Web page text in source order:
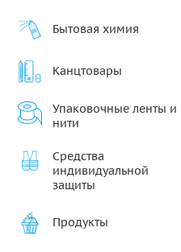
Бытовая химия
Канцтовары
Упаковочные ленты и
нити
Средства
индивидуальной
защиты
Продукты